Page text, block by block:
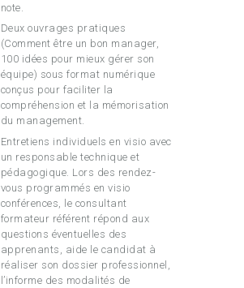
note.
Deux ouvrages pratiques
(Comment être un bon manager,
100 idées pour mieux gérer son
équipe) sous format numérique
conçus pour faciliter la
compréhension et la mémorisation
du management.
Entretiens individuels en visio avec
un responsable technique et
pédagogique. Lors des rendez-
vous programmés en visio
conférences, le consultant
formateur référent répond aux
questions éventuelles des
apprenants, aide le candidat à
réaliser son dossier professionnel,
l’informe des modalités de